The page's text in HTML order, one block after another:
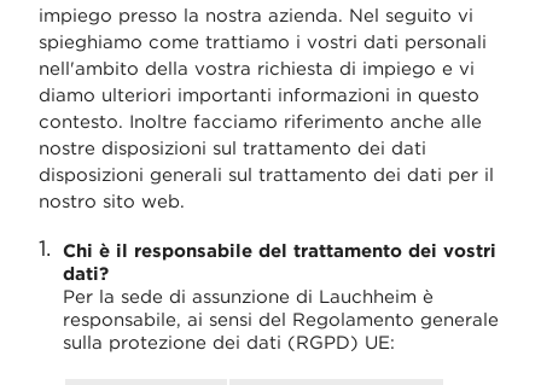
impiego presso la nostra azienda. Nel seguito vi
spieghiamo come trattiamo i vostri dati personali
nell'ambito della vostra richiesta di impiego e vi
diamo ulteriori importanti informazioni in questo
contesto. Inoltre facciamo riferimento anche alle
nostre disposizioni sul trattamento dei dati
disposizioni generali sul trattamento dei dati per il
nostro sito web.
Chi è il responsabile del trattamento dei vostri
dati?
Per la sede di assunzione di Lauchheim è
responsabile, ai sensi del Regolamento generale
sulla protezione dei dati (RGPD) UE: